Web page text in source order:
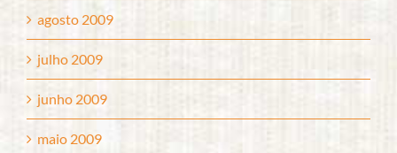
agosto 2009
julho 2009
junho 2009
maio 2009